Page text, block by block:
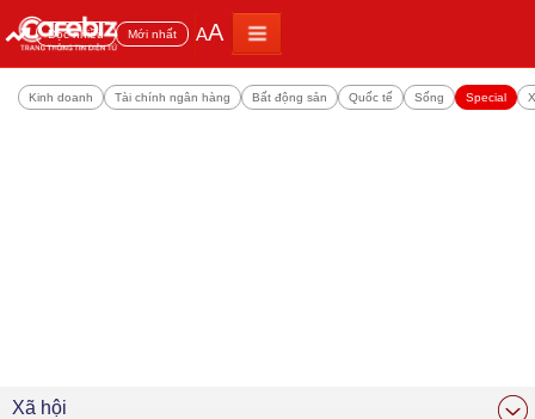
Đọc nhiều Mới nhất AA
Kinh doanh Tài chính ngân hàng Bất động sản Quốc tế Sống Special
Xã hội